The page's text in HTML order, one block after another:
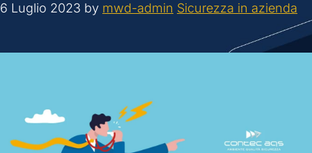
6 Luglio 2023 by mwd-admin Sicurezza in azienda